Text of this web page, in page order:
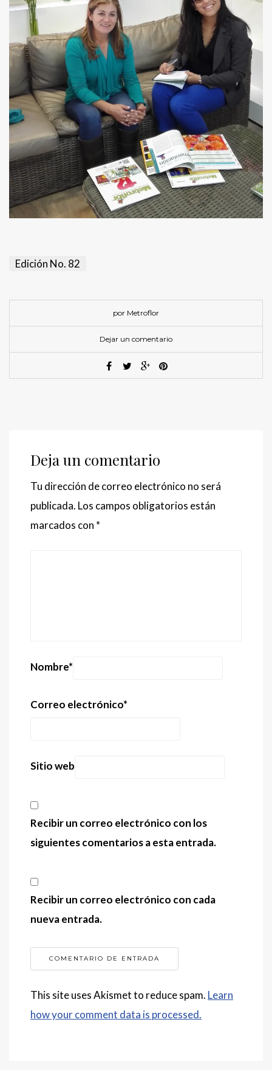
Edición No. 82
por Metroflor
Dejar un comentario
Deja un comentario
Tu dirección de correo electrónico no será
publicada. Los campos obligatorios están
marcados con *
Nombre*
Correo electrónico*
Sitio web
Recibir un correo electrónico con los
siguientes comentarios a esta entrada.
Recibir un correo electrónico con cada
nueva entrada.
This site uses Akismet to reduce spam. Learn
how your comment data is processed.